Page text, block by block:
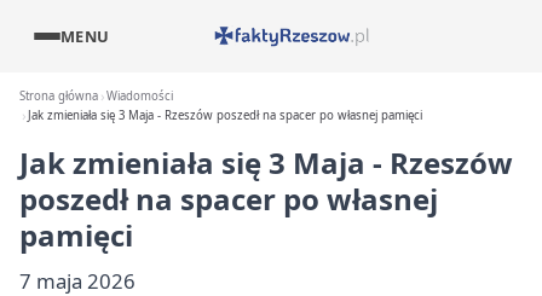
MENU
Strona główna Wiadomości
Jak zmieniała się 3 Maja - Rzeszów poszedł na spacer po własnej pamięci
Jak zmieniała się 3 Maja - Rzeszów
poszedł na spacer po własnej
pamięci
7 maja 2026